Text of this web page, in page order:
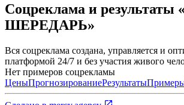
Соцреклама и
ШЕРЕДАРЬ»
Вся соцреклама создана, управляется и
платформой 24/7 и без участия живого
Нет примеров соцрекламы
ЦеныПрогнозированиеРезультаты